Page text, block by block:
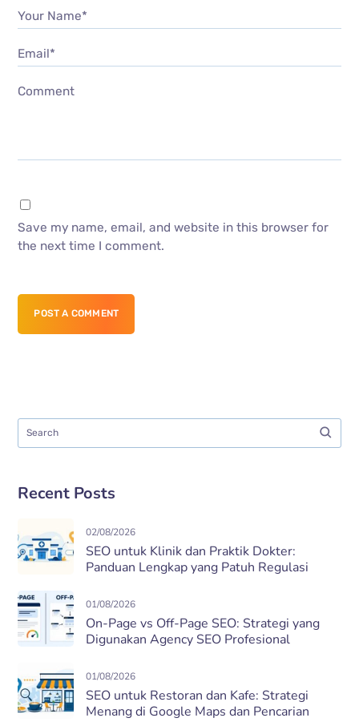
Your Name*
Email*
Comment
Save my name, email, and website in this browser for
the next time I comment.
POST A COMMENT
Recent Posts
02/08/2026
SEO untuk Klinik dan Praktik Dokter:
Panduan Lengkap yang Patuh Regulasi
01/08/2026
On-Page vs Off-Page SEO: Strategi yang
Digunakan Agency SEO Profesional
01/08/2026
SEO untuk Restoran dan Kafe: Strategi
Menang di Google Maps dan Pencarian